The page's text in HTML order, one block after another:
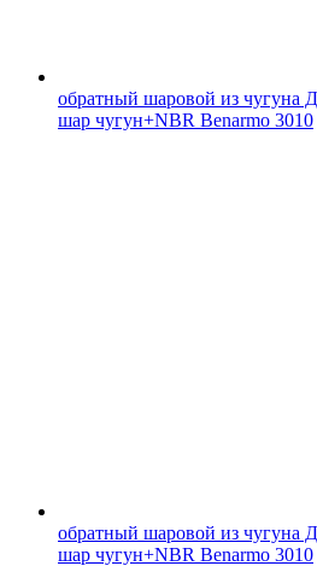
обратный шаровой из чугуна
шар чугун+NBR Benarmo 3010
обратный шаровой из чугуна
шар чугун+NBR Benarmo 3010